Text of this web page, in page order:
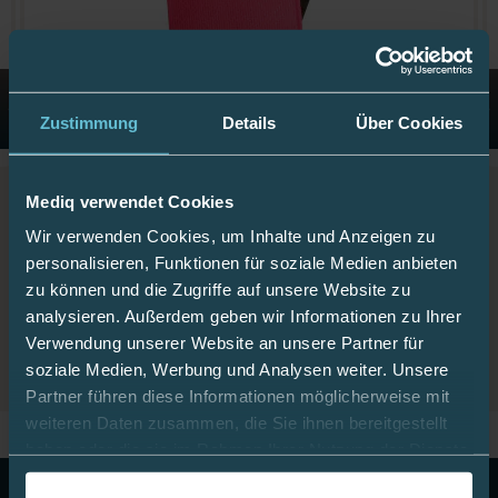
Zustimmung Details Über Cookies
Mediq verwendet Cookies
Wir verwenden Cookies, um Inhalte und Anzeigen zu
personalisieren, Funktionen für soziale Medien anbieten
zu können und die Zugriffe auf unsere Website zu
analysieren. Außerdem geben wir Informationen zu Ihrer
Verwendung unserer Website an unsere Partner für
soziale Medien, Werbung und Analysen weiter. Unsere
Partner führen diese Informationen möglicherweise mit
weiteren Daten zusammen, die Sie ihnen bereitgestellt
gesammelt haben.
Frio-Kühltasche doppel 8 x 18 cm pink
war 29,90 € 26,91 €
inkl. 19% MwSt.,zzgl.Versandkosten
Details ansehen